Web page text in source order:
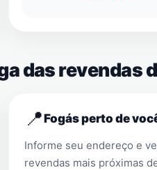
das
📍Fogás perto de
Informe seu endereço e
revendas mais próximas